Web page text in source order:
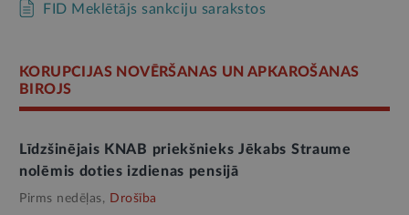
FID Meklētājs sankciju sarakstos
KORUPCIJAS NOVĒRŠANAS UN APKAROŠANAS
BIROJS
Līdzšinējais KNAB priekšnieks Jēkabs Straume
nolēmis doties izdienas pensijā
Pirms nedēļas, Drošība